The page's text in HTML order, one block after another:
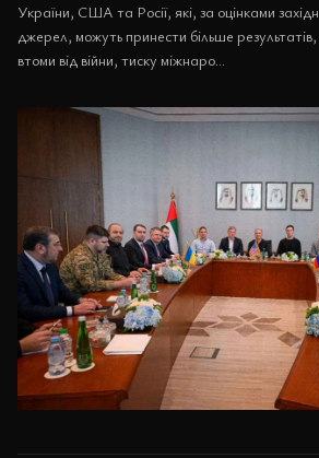
України, США та Росії, які, за оцінками
джерел, можуть принести більше
втоми від війни, тиску міжнаро...